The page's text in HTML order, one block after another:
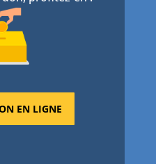
EN LIGNE